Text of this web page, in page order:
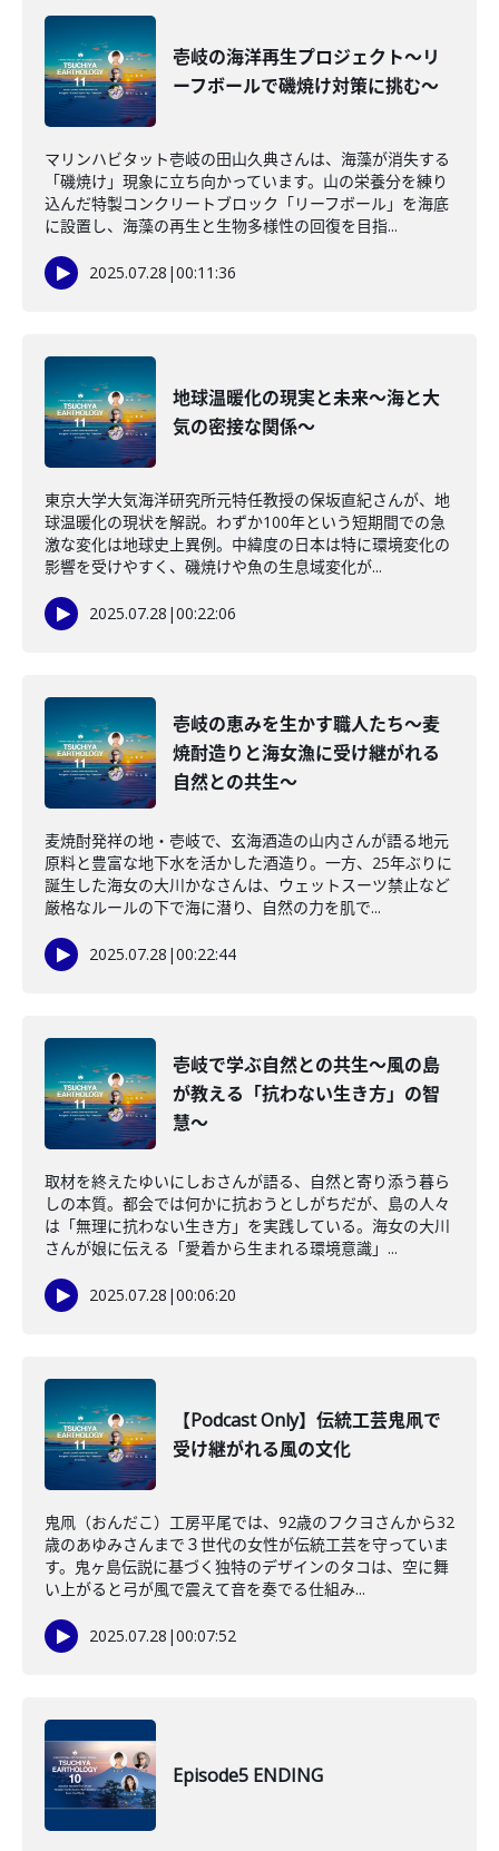
壱岐の海洋再生プロジェクト～リ
ーフボールで磯焼け対策に挑む～
マリンハビタット壱岐の田山久典さんは、海藻が消失する
「磯焼け」現象に立ち向かっています。山の栄養分を練り
込んだ特製コンクリートブロック「リーフボール」を海底
に設置し、海藻の再生と生物多様性の回復を目指...
2025.07.28 |00:11:36
地球温暖化の現実と未来～海と大
気の密接な関係～
東京大学大気海洋研究所元特任教授の保坂直紀さんが、地
球温暖化の現状を解説。わずか100年という短期間での急
激な変化は地球史上異例。中緯度の日本は特に環境変化の
影響を受けやすく、磯焼けや魚の生息域変化が...
2025.07.28 |00:22:06
壱岐の恵みを生かす職人たち～麦
焼酎造りと海女漁に受け継がれる
自然との共生～
麦焼酎発祥の地・壱岐で、玄海酒造の山内さんが語る地元
原料と豊富な地下水を活かした酒造り。一方、25年ぶりに
誕生した海女の大川かなさんは、ウェットスーツ禁止など
厳格なルールの下で海に潜り、自然の力を肌で...
2025.07.28 |00:22:44
壱岐で学ぶ自然との共生～風の島
が教える「抗わない生き方」の智
慧～
取材を終えたゆいにしおさんが語る、自然と寄り添う暮ら
しの本質。都会では何かに抗おうとしがちだが、島の人々
は「無理に抗わない生き方」を実践している。海女の大川
さんが娘に伝える「愛着から生まれる環境意識」...
2025.07.28 |00:06:20
【Podcast Only】伝統工芸鬼凧で
受け継がれる風の文化
鬼凧（おんだこ）工房平尾では、92歳のフクヨさんから32
歳のあゆみさんまで３世代の女性が伝統工芸を守っていま
す。鬼ヶ島伝説に基づく独特のデザインのタコは、空に舞
い上がると弓が風で震えて音を奏でる仕組み...
2025.07.28 |00:07:52
Episode5 ENDING